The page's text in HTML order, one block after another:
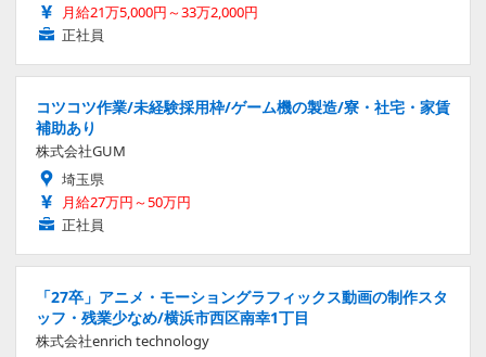
月給21万5,000円～33万2,000円
正社員
コツコツ作業/未経験採用枠/ゲーム機の製造/寮・社宅・家賃
補助あり
株式会社GUM
埼玉県
月給27万円～50万円
正社員
「27卒」アニメ・モーショングラフィックス動画の制作スタ
ッフ・残業少なめ/横浜市西区南幸1丁目
株式会社enrich technology